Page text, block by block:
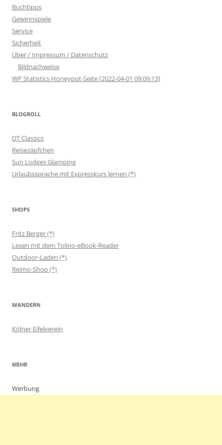
Buchtipps
Gewinnspiele
Service
Sicherheit
Über / Impressum / Datenschutz
Bildnachweise
WP Statistics Honeypot-Seite [2022-04-01 09:09:13]
BLOGROLL
DT Classics
Reisezäpfchen
Sun Lodges Glamping
Urlaubssprache mit Expresskurs lernen (*)
SHOPS
Fritz Berger (*)
Lesen mit dem Tolino-eBook-Reader
Outdoor-Laden (*)
Reimo-Shop (*)
WANDERN
Kölner Eifelverein
MEHR
Werbung